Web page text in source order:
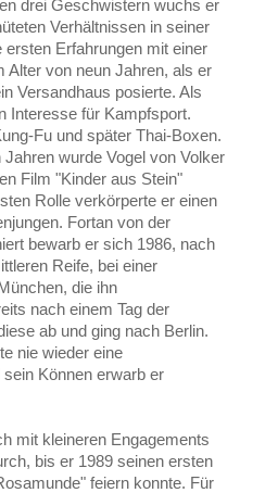
drei Geschwistern wuchs er
Verhältnissen in seiner
Erfahrungen mit einer
Alter von neun Jahren, als er
Versandhaus posierte. Als
Interesse für Kampfsport.
Fu und später Thai-Boxen.
wurde Vogel von Volker
Film "Kinder aus Stein"
Rolle verkörperte er einen
Fortan von der
bewarb er sich 1986, nach
Reife, bei einer
die ihn
nach einem Tag der
ab und ging nach Berlin.
nie wieder eine
Können erwarb er
mit kleineren Engagements
bis er 1989 seinen ersten
feiern konnte. Für